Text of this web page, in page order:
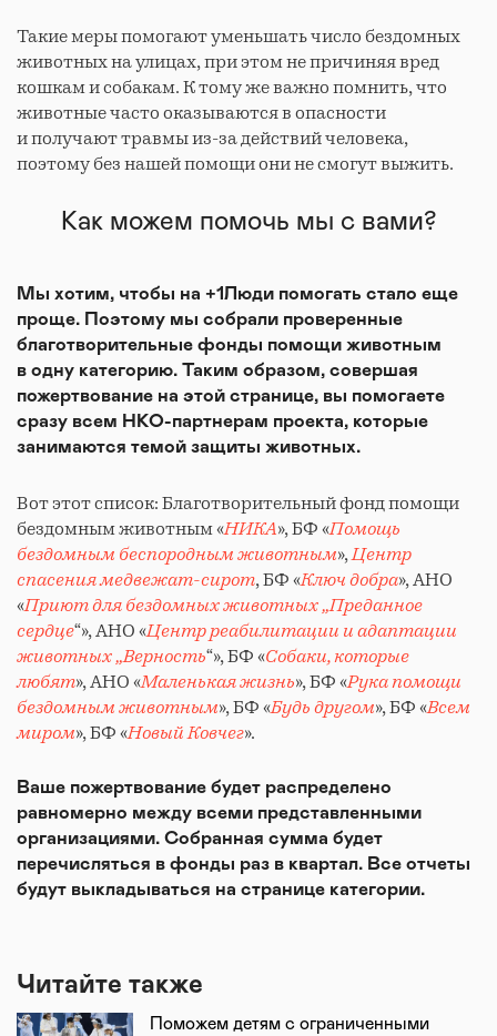
Такие меры помогают уменьшать число бездомных
животных на улицах, при этом не причиняя вред
кошкам и собакам. К тому же важно помнить, что
животные часто оказываются в опасности
и получают травмы из-за действий человека,
поэтому без нашей помощи они не смогут выжить.
Как можем помочь мы с вами?
Мы хотим, чтобы на +1Люди помогать стало еще
проще. Поэтому мы собрали проверенные
благотворительные фонды помощи животным
в одну категорию. Таким образом, совершая
пожертвование на этой странице, вы помогаете
сразу всем НКО-партнерам проекта, которые
занимаются темой защиты животных.
Вот этот список: Благотворительный фонд помощи
бездомным животным «НИКА», БФ «Помощь
бездомным беспородным животным»,Центр
спасения медвежат-сирот, БФ «Ключ добра», АНО
«Приют для бездомных животных „Преданное
сердце“», АНО «Центр реабилитации и адаптации
животных „Верность“», БФ «Собаки, которые
любят», АНО «Маленькая жизнь», БФ «Рука помощи
бездомным животным», БФ «Будь другом», БФ «Всем
миром», БФ «Новый Ковчег».
Ваше пожертвование будет распределено
равномерно между всеми представленными
организациями. Собранная сумма будет
перечисляться в фонды раз в квартал. Все отчеты
будут выкладываться на странице категории.
Читайте также
Поможем детям с ограниченными